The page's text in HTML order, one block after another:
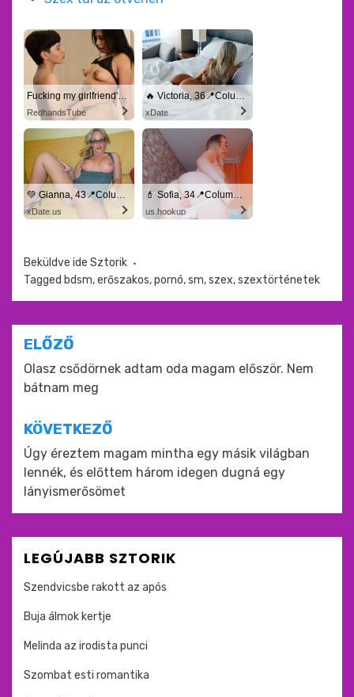
Fucking my girlfriend's hot mommy by mistake
RedhandsTube
🔥 Victoria, 36📍Columbus
xDate
💚 Gianna, 43📍Columbus
xDate.us
💄 Sofia, 34📍Columbus
us.hookup
Beküldve ide Sztorik
Tagged bdsm,erőszakos,pornó,sm,szex,szextörténetek
Bejegyzés
navigáció
ELŐZŐ
Olasz csődörnek adtam oda magam először. Nem
bátnam meg
KÖVETKEZŐ
Úgy éreztem magam mintha egy másik világban
lennék, és előttem három idegen dugná egy
lányismerősömet
LEGÚJABB SZTORIK
Szendvicsbe rakott az após
Buja álmok kertje
Melinda az irodista punci
Szombat esti romantika